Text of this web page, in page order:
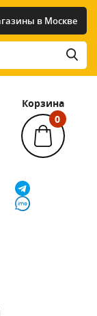
в Москве
Корзина
0